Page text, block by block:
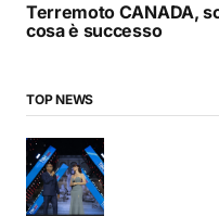
Terremoto CANADA,
cosa è successo
TOP NEWS